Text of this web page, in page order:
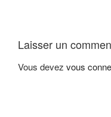
Laisser un
Vous devez vous